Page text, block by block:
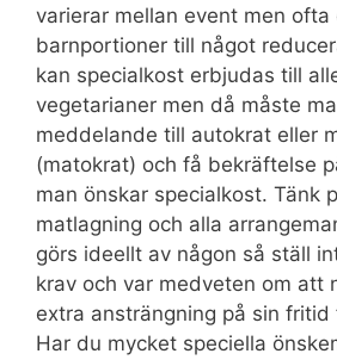
varierar mellan event men ofta
barnportioner till något
kan specialkost erbjudas till
vegetarianer men då måste
meddelande till autokrat eller
(matokrat) och få bekräftelse
man önskar specialkost. Tänk
matlagning och alla
görs ideellt av någon så ställ
krav och var medveten om att
extra ansträngning på sin fritid
Har du mycket speciella